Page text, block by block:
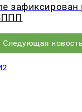
зафиксирован
Следующая